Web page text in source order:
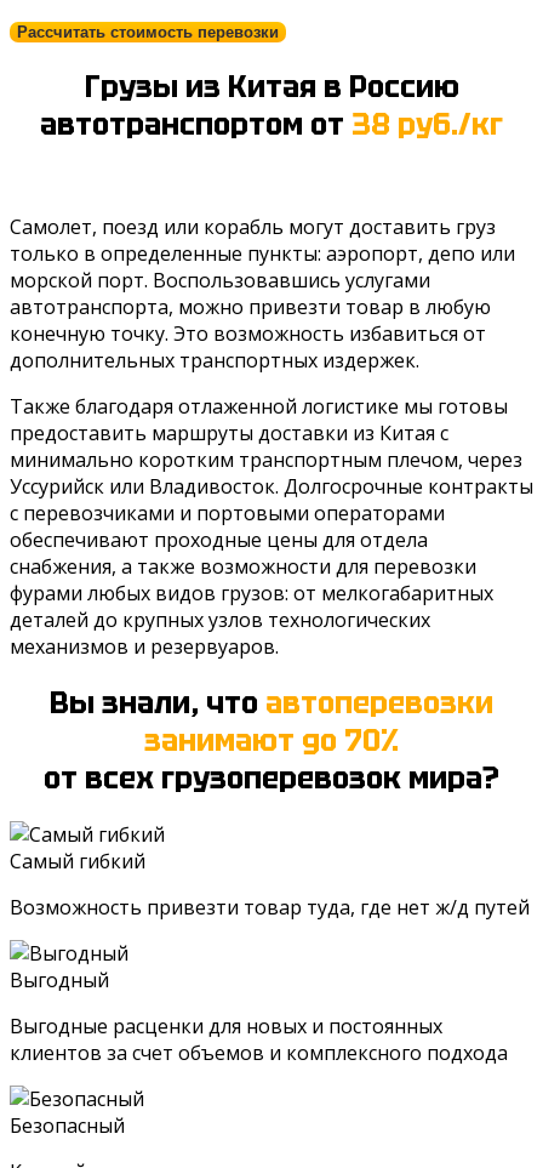
Рассчитать стоимость перевозки
Грузы из Китая в Россию
автотранспортом от 38 руб./кг
Самолет, поезд или корабль могут доставить груз
только в определенные пункты: аэропорт, депо или
морской порт. Воспользовавшись услугами
автотранспорта, можно привезти товар в любую
конечную точку. Это возможность избавиться от
дополнительных транспортных издержек.
Также благодаря отлаженной логистике мы готовы
предоставить маршруты доставки из Китая с
минимально коротким транспортным плечом, через
Уссурийск или Владивосток. Долгосрочные контракты
с перевозчиками и портовыми операторами
обеспечивают проходные цены для отдела
снабжения, а также возможности для перевозки
фурами любых видов грузов: от мелкогабаритных
деталей до крупных узлов технологических
механизмов и резервуаров.
Вы знали, что автоперевозки
занимают до 70%
от всех грузоперевозок мира?
Самый гибкий
Возможность привезти товар туда, где нет ж/д путей
Выгодный
Выгодные расценки для новых и постоянных
клиентов за счет объемов и комплексного подхода
Безопасный